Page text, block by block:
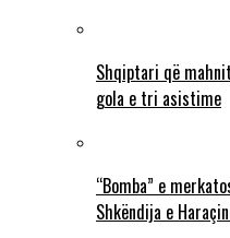
Shqiptari që
gola e tri asistime
“Bomba” e
Shkëndija e